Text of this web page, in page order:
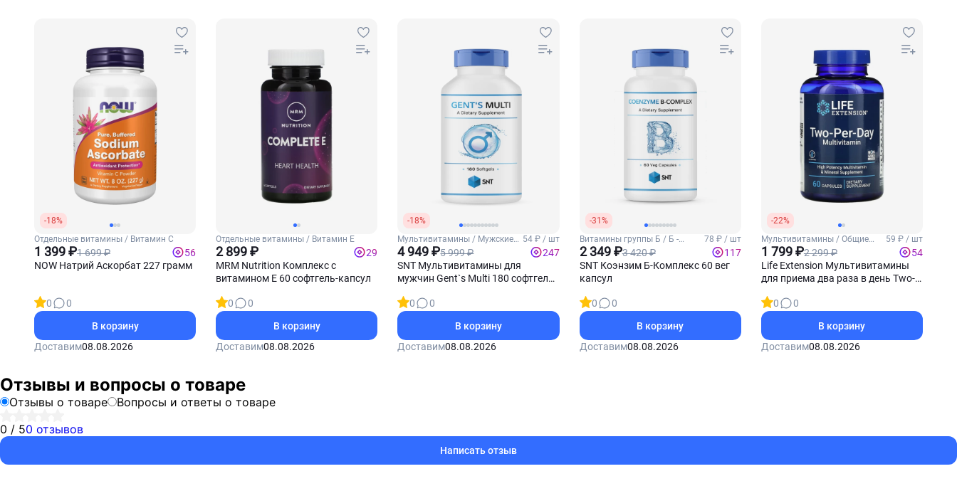
-18%
Отдельные витамины / Витамин С
1 399 ₽1 699 ₽
56
NOW Натрий Аскорбат 227 грамм
0
0
В корзину
Доставим08.08.2026
Отдельные витамины / Витамин Е
2 899 ₽
29
MRM Nutrition Комплекс с
витамином Е 60 софтгель-капсул
0
0
В корзину
Доставим08.08.2026
-18%
Мультивитамины / Мужские
витамины
54 ₽ / шт
4 949 ₽5 999 ₽
247
SNT Мультивитамины для
мужчин Gent`s Multi 180 софтгель-
0
0
В корзину
Доставим08.08.2026
-31%
Витамины группы Б / Б -
комплекс
78 ₽ / шт
2 349 ₽3 420 ₽
117
SNT Коэнзим Б-Комплекс 60 вег
капсул
0
0
В корзину
Доставим08.08.2026
-22%
Мультивитамины / Общие
витамины
59 ₽ / шт
1 799 ₽2 299 ₽
54
Life Extension Мультивитамины
для приема два раза в день Two-
0
0
В корзину
Доставим08.08.2026
Отзывы и вопросы о товаре
Отзывы о товаре
Вопросы и ответы о товаре
0 / 50 отзывов
Написать отзыв